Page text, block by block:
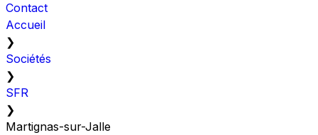
Contact
Accueil
❯
Sociétés
❯
SFR
❯
Martignas-sur-Jalle